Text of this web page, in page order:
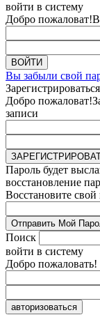
войти в систему
Добро пожаловат!
Вы забыли свой
Зарегистрироваться
Добро пожаловат!
записи
Пароль будет
восстановление
Восстановите свой
Поиск
войти в систему
Добро